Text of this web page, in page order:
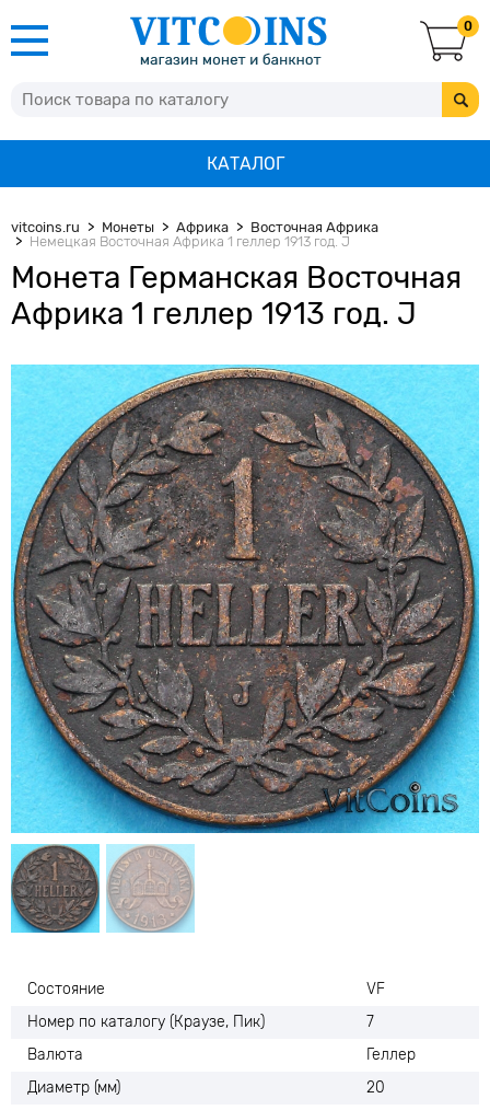
0
КАТАЛОГ
vitcoins.ru Монеты Африка
Восточная Африка
Немецкая Восточная Африка 1 геллер 1913 год. J
Монета Германская Восточная
Африка 1 геллер 1913 год. J
Состояние
VF
Номер по каталогу (Краузе, Пик)
7
Валюта
Геллер
Диаметр (мм)
20